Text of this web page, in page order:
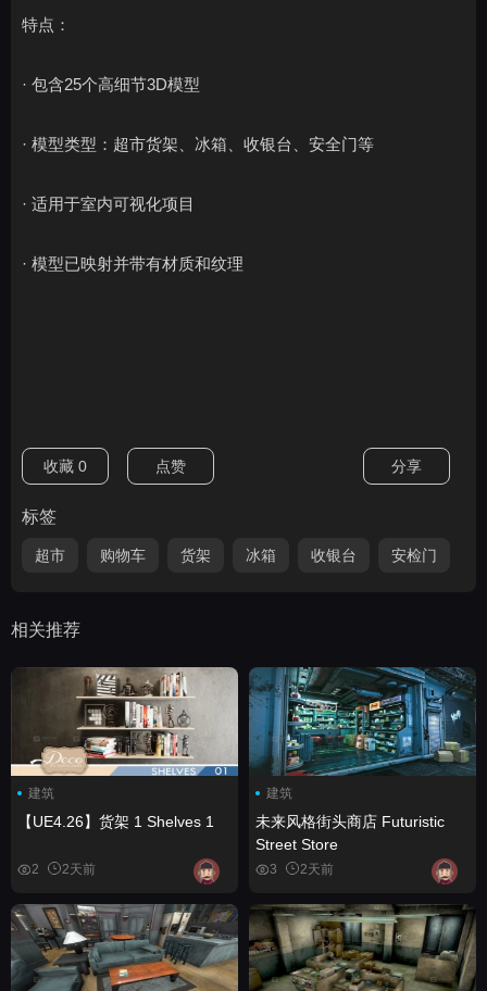
特点：
· 包含25个高细节3D模型
· 模型类型：超市货架、冰箱、收银台、安全门等
· 适用于室内可视化项目
· 模型已映射并带有材质和纹理
收藏 0 点赞 分享
标签
超市 购物车 货架 冰箱 收银台 安检门
相关推荐
建筑
【UE4.26】货架 1 Shelves 1
2 2天前
建筑
未来风格街头商店 Futuristic
Street Store
3 2天前